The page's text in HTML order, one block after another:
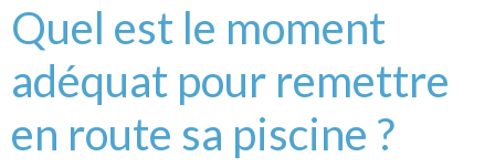
Quel est le moment
adéquat pour remettre
en route sa piscine ?